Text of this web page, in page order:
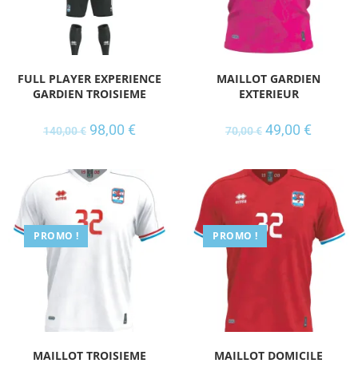
FULL PLAYER EXPERIENCE
GARDIEN TROISIEME
140,00€ 98,00 €
MAILLOT GARDIEN
EXTERIEUR
70,00€ 49,00 €
PROMO !
MAILLOT TROISIEME
PROMO !
MAILLOT DOMICILE